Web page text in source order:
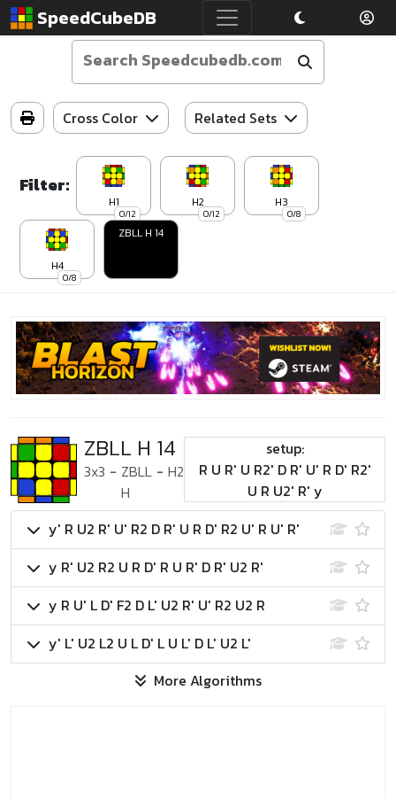
SpeedCubeDB
Cross Color Related Sets
Filter:
0/12
H1
0/12
H2
0/8
H3
0/8
H4
ZBLL H 14
ZBLL H 14
3x3 - ZBLL
H
- H2
setup:
R U R' U R2' D R' U' R D' R2'
U R U2' R' y
y' R U2 R' U' R2 D R' U R D' R2 U' R U' R'
y R' U2 R2 U R D' R U R' D R' U2 R'
y R U' L D' F2 D L' U2 R' U' R2 U2 R
y' L' U2 L2 U L D' L U L' D L' U2 L'
More Algorithms